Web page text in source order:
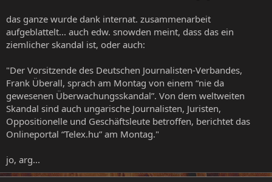
das ganze wurde dank internat. zusammenarbeit
aufgeblattelt... auch edw. snowden meint, dass das ein
ziemlicher skandal ist, oder auch:
"Der Vorsitzende des Deutschen Journalisten-Verbandes,
Frank Überall, sprach am Montag von einem “nie da
gewesenen Überwachungsskandal”. Von dem weltweiten
Skandal sind auch ungarische Journalisten, Juristen,
Oppositionelle und Geschäftsleute betroffen, berichtet das
Onlineportal “Telex.hu” am Montag."
jo, arg...